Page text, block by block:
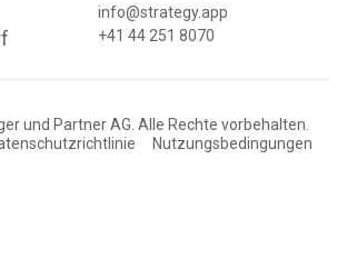
info@strategy.app
+41 44 251 8070
und Partner AG. Alle Rechte vorbehalten.
Nutzungsbedingungen